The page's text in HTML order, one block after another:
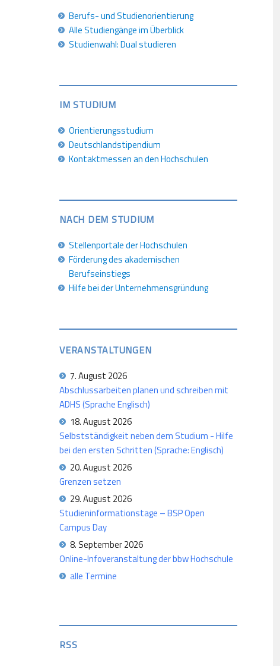
Berufs- und Studienorientierung
Alle Studiengänge im Überblick
Studienwahl: Dual studieren
IM STUDIUM
Orientierungsstudium
Deutschlandstipendium
Kontaktmessen an den Hochschulen
NACH DEM STUDIUM
Stellenportale der Hochschulen
Förderung des akademischen
Berufseinstiegs
Hilfe bei der Unternehmensgründung
VERANSTALTUNGEN
7. August 2026
Abschlussarbeiten planen und schreiben mit
ADHS (Sprache Englisch)
18. August 2026
Selbstständigkeit neben dem Studium - Hilfe
bei den ersten Schritten (Sprache: Englisch)
20. August 2026
Grenzen setzen
29. August 2026
Studieninformationstage – BSP Open
Campus Day
8. September 2026
Online-Infoveranstaltung der bbw Hochschule
alle Termine
RSS